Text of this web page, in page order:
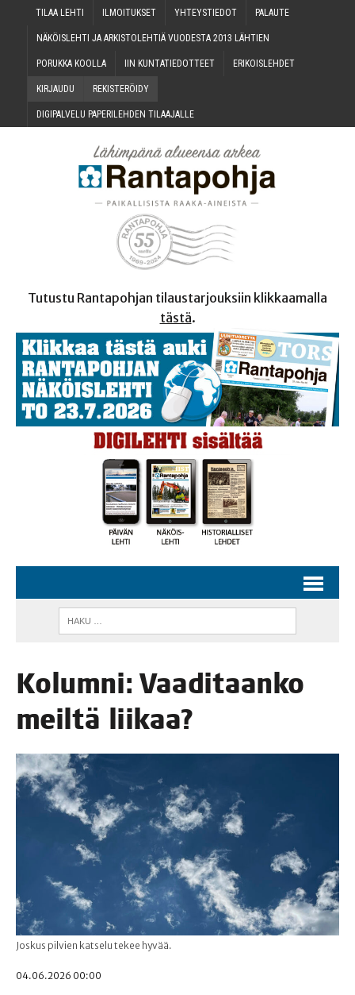
TILAA LEH­TI ILMOI­TUK­SET YHTEYS­TIE­DOT PALAU­TE
NÄKÖIS­LEH­TI JA ARKIS­TO­LEH­TIÄ VUO­DES­TA 2013 LÄHTIEN
PORUK­KA KOOLLA IIN KUN­TA­TIE­DOT­TEET ERI­KOIS­LEH­DET
KIR­JAU­DU REKIS­TE­RÖI­DY
DIGI­PAL­VE­LU PAPE­RI­LEH­DEN TILAAJALLE
Tutustu Rantapohjan tilaustarjouksiin klikkaamalla
tästä.
Kolum­ni: Vaa­di­taan­ko
meil­tä liikaa?
Joskus pilvien katselu tekee hyvää.
04.06.2026 00:00